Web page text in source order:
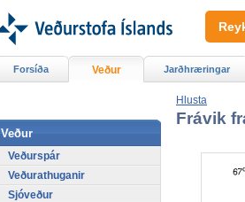
Hlusta
Frávik
Forsíða Veður Jarðhræringar
Veður
Veðurspár
Veðurathuganir
Sjóveður